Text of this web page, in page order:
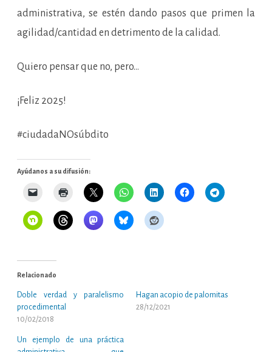
administrativa, se estén dando pasos que primen la
agilidad/cantidad en detrimento de la calidad.
Quiero pensar que no, pero…
¡Feliz 2025!
#ciudadaNOsúbdito
Ayúdanos a su difusión:
Relacionado
Doble verdad y paralelismo
procedimental
10/02/2018
Hagan acopio de palomitas
28/12/2021
Un ejemplo de una práctica